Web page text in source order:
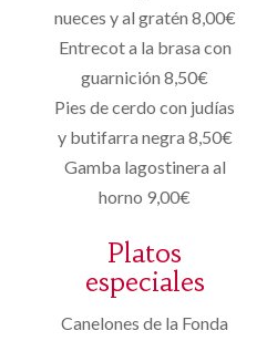
nueces y al gratén 8,00€
Entrecot a la brasa con
guarnición 8,50€
Pies de cerdo con judías
y butifarra negra 8,50€
Gamba lagostinera al
horno 9,00€
Platos
especiales
Canelones de la Fonda